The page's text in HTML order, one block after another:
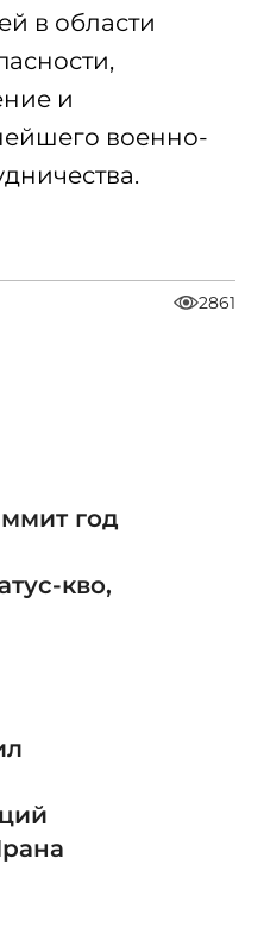
в области
и
военно-
2861
год
кво,